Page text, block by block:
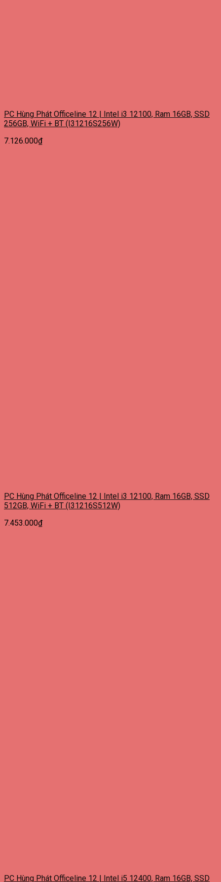
PC Hùng Phát Officeline 12 | Intel i3 12100, Ram 16GB, SSD
256GB, WiFi + BT (I31216S256W)
7.126.000₫
PC Hùng Phát Officeline 12 | Intel i3 12100, Ram 16GB, SSD
512GB, WiFi + BT (I31216S512W)
7.453.000₫
PC Hùng Phát Officeline 12 | Intel i5 12400, Ram 16GB, SSD